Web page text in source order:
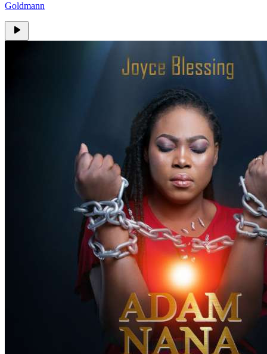
Goldmann